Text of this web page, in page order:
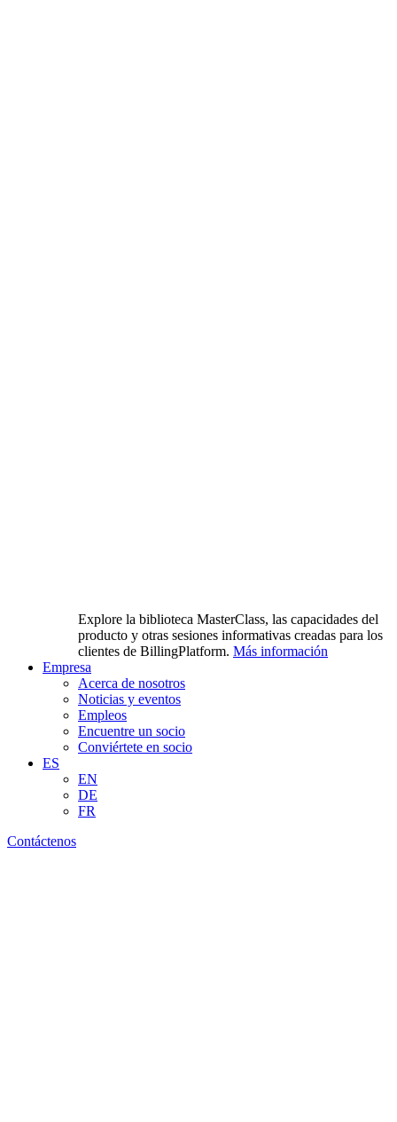
Explore la biblioteca MasterClass, las capacidades del
producto y otras sesiones informativas creadas para los
clientes de BillingPlatform. Más información
Empresa
Acerca de nosotros
Noticias y eventos
Empleos
Encuentre un socio
Conviértete en socio
ES
EN
DE
FR
Contáctenos